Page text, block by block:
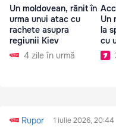
Un moldovean, rănit în
urma unui atac cu
rachete asupra
regiunii Kiev
4 zile în urmă
Un
la
cu
Rupor 1 iulie 2026, 20:44